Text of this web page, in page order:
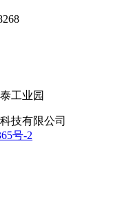
工业园
技有限公司
号-2